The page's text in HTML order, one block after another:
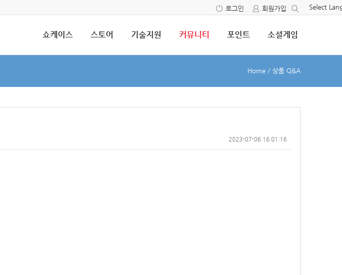
Select
로그인 회원가입
쇼케이스 스토어 기술지원 커뮤니티 포인트 소셜게임
Home / 상품 Q&A
2023-07-06 16:01:16